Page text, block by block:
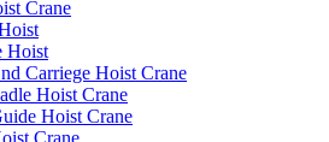
Crane
Hoist
Carriege Hoist Crane
Hoist Crane
Hoist Crane